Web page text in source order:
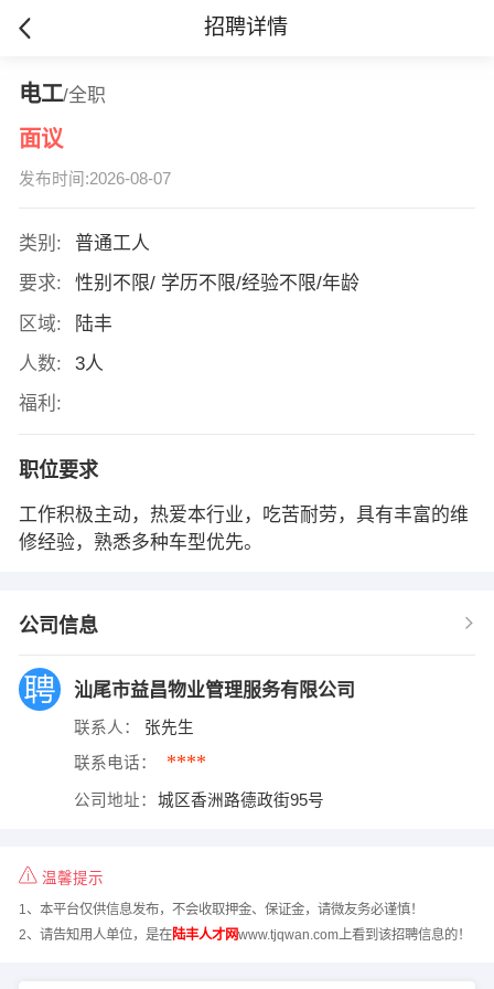
招聘详情
电工/全职
面议
发布时间:2026-08-07
类别:
普通工人
要求:
性别不限/ 学历不限/经验不限/年龄
区域:
陆丰
人数:
3人
福利:
职位要求
工作积极主动，热爱本行业，吃苦耐劳，具有丰富的维
修经验，熟悉多种车型优先。
公司信息
汕尾市益昌物业管理服务有限公司
联系人： 张先生
联系电话： ****
公司地址： 城区香洲路德政街95号
温馨提示
1、本平台仅供信息发布，不会收取押金、保证金，请微友务必谨慎！
2、请告知用人单位，是在陆丰人才网www.tjqwan.com上看到该招聘信息的！